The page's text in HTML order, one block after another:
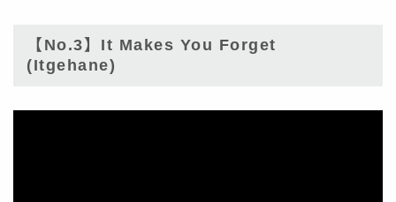
【No.3】It Makes You Forget
(Itgehane)